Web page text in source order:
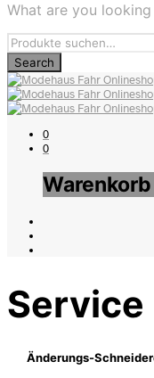
What are you
0
0
Warenkorb
Service
Änderungs-